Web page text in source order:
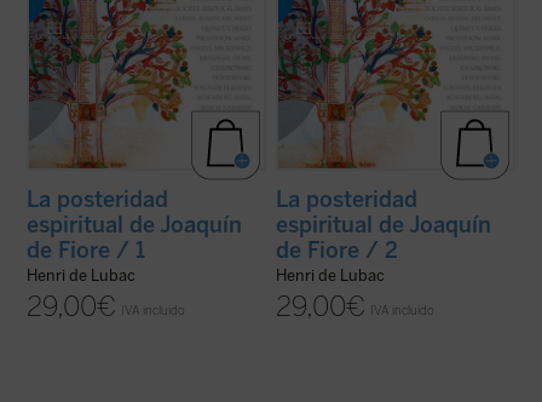
La posteridad
espiritual de Joaquín
de Fiore / 1
Henri de Lubac
29,00€ IVA incluido
La posteridad
espiritual de Joaquín
de Fiore / 2
Henri de Lubac
29,00€ IVA incluido